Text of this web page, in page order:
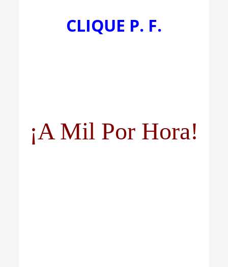
CLIQUE P. F.
¡A Mil Por Hora!